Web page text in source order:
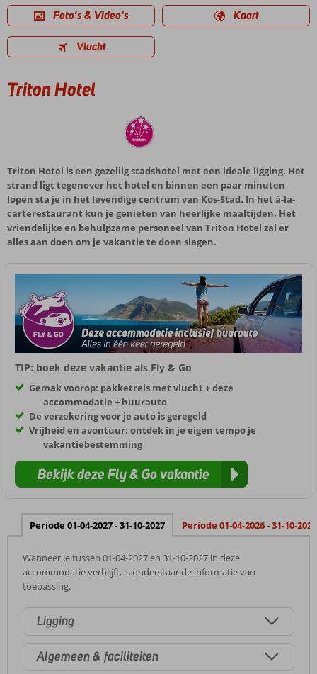
Foto's & Video's Kaart
Vlucht
Triton Hotel
Triton Hotel is een gezellig stadshotel met een ideale ligging. Het
strand ligt tegenover het hotel en binnen een paar minuten
lopen sta je in het levendige centrum van Kos-Stad. In het à-la-
carterestaurant kun je genieten van heerlijke maaltijden. Het
vriendelijke en behulpzame personeel van Triton Hotel zal er
alles aan doen om je vakantie te doen slagen.
TIP: boek deze vakantie als Fly & Go
Gemak voorop: pakketreis met vlucht + deze
accommodatie + huurauto
De verzekering voor je auto is geregeld
Vrijheid en avontuur: ontdek in je eigen tempo je
vakantiebestemming
Bekijk deze Fly & Go vakantie
Periode 01-04-2027 - 31-10-2027 Periode 01-04-2026 - 31-10-2026
Wanneer je tussen 01-04-2027 en 31-10-2027 in deze
accommodatie verblijft, is onderstaande informatie van
toepassing.
Ligging
Algemeen & faciliteiten